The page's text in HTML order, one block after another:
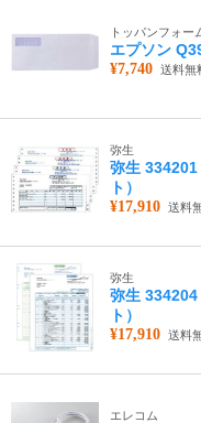
トッパンフォー
エプソン
¥7,740 送料無
弥生
弥生
ト）
¥17,910 送料
弥生
弥生
ト）
¥17,910 送料
エレコム